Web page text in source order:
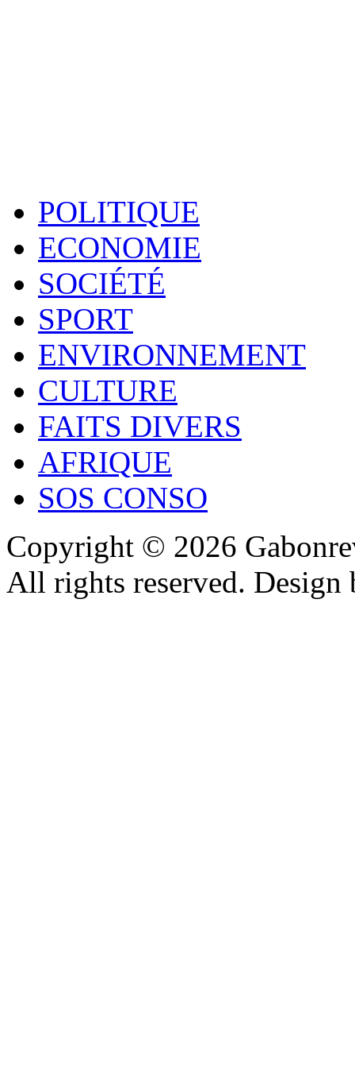
POLITIQUE
ECONOMIE
SOCIÉTÉ
SPORT
ENVIRONNEMENT
CULTURE
FAITS DIVERS
AFRIQUE
SOS CONSO
Copyright © 2026
All rights reserved.